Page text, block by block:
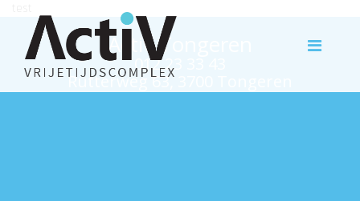
Activ Tongeren
012 23 33 43
Rutterweg 63, 3700 Tongeren